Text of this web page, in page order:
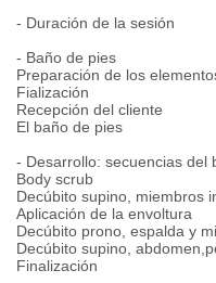
- Duración de la sesión
- Baño de pies
Preparación de los
Fialización
Recepción del cliente
El baño de pies
- Desarrollo: secuencias del
Body scrub
Decúbito supino, miembros
Aplicación de la envoltura
Decúbito prono, espalda y
Decúbito supino,
Finalización